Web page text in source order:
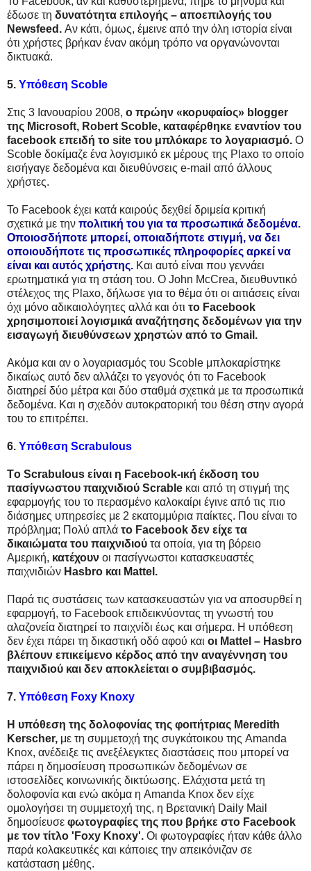
έδωσε τη δυνατότητα επιλογής – αποεπιλογής του
Newsfeed. Αν κάτι, όμως, έμεινε από την όλη ιστορία είναι
ότι χρήστες βρήκαν έναν ακόμη τρόπο να οργανώνονται
δικτυακά.
5. Υπόθεση Scoble
Στις 3 Ιανουαρίου 2008, ο πρώην «κορυφαίος» blogger
της Microsoft, Robert Scoble, καταφέρθηκε εναντίον του
facebook επειδή το site του μπλόκαρε το λογαριασμό. Ο
Scoble δοκίμαζε ένα λογισμικό εκ μέρους της Plaxo το οποίο
εισήγαγε δεδομένα και διευθύνσεις e-mail από άλλους
χρήστες.
Το Facebook έχει κατά καιρούς δεχθεί δριμεία κριτική
σχετικά με την πολιτική του για τα προσωπικά δεδομένα.
Οποιοσδήποτε μπορεί, οποιαδήποτε στιγμή, να δει
οποιουδήποτε τις προσωπικές πληροφορίες αρκεί να
είναι και αυτός χρήστης. Και αυτό είναι που γεννάει
ερωτηματικά για τη στάση του. Ο John McCrea, διευθυντικό
στέλεχος της Plaxo, δήλωσε για το θέμα ότι οι αιτιάσεις είναι
όχι μόνο αδικαιολόγητες αλλά και ότι το Facebook
χρησιμοποιεί λογισμικά αναζήτησης δεδομένων για την
εισαγωγή διευθύνσεων χρηστών από το Gmail.
Ακόμα και αν ο λογαριασμός του Scoble μπλοκαρίστηκε
δικαίως αυτό δεν αλλάζει το γεγονός ότι το Facebook
διατηρεί δύο μέτρα και δύο σταθμά σχετικά με τα προσωπικά
δεδομένα. Και η σχεδόν αυτοκρατορική του θέση στην αγορά
του το επιτρέπει.
6. Υπόθεση Scrabulous
Τo Scrabulous είναι η Facebook-ική έκδοση του
πασίγνωστου παιχνιδιού Scrable και από τη στιγμή της
εφαρμογής του το περασμένο καλοκαίρι έγινε από τις πιο
διάσημες υπηρεσίες με 2 εκατομμύρια παίκτες. Που είναι το
πρόβλημα; Πολύ απλά το Facebook δεν είχε τα
δικαιώματα του παιχνιδιού τα οποία, για τη βόρειο
Αμερική, κατέχουν οι πασίγνωστοι κατασκευαστές
παιχνιδιών Hasbro και Mattel.
Παρά τις συστάσεις των κατασκευαστών για να αποσυρθεί η
εφαρμογή, το Facebook επιδεικνύοντας τη γνωστή του
αλαζονεία διατηρεί το παιχνίδι έως και σήμερα. Η υπόθεση
δεν έχει πάρει τη δικαστική οδό αφού και οι Mattel – Hasbro
βλέπουν επικείμενο κέρδος από την αναγέννηση του
παιχνιδιού και δεν αποκλείεται ο συμβιβασμός.
7. Υπόθεση Foxy Knoxy
Η υπόθεση της δολοφονίας της φοιτήτριας Meredith
Kerscher, με τη συμμετοχή της συγκάτοικου της Amanda
Knox, ανέδειξε τις ανεξέλεγκτες διαστάσεις που μπορεί να
πάρει η δημοσίευση προσωπικών δεδομένων σε
ιστοσελίδες κοινωνικής δικτύωσης. Ελάχιστα μετά τη
δολοφονία και ενώ ακόμα η Amanda Knox δεν είχε
ομολογήσει τη συμμετοχή της, η Βρετανική Daily Mail
δημοσίευσε φωτογραφίες της που βρήκε στο Facebook
με τον τίτλο 'Foxy Knoxy'. Οι φωτογραφίες ήταν κάθε άλλο
παρά κολακευτικές και κάποιες την απεικόνιζαν σε
κατάσταση μέθης.